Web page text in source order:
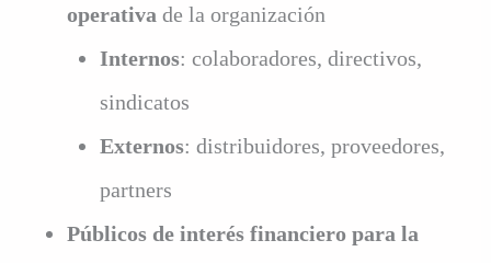
operativa de la organización
Internos: colaboradores, directivos,
sindicatos
Externos: distribuidores, proveedores,
partners
Públicos de interés financiero para la